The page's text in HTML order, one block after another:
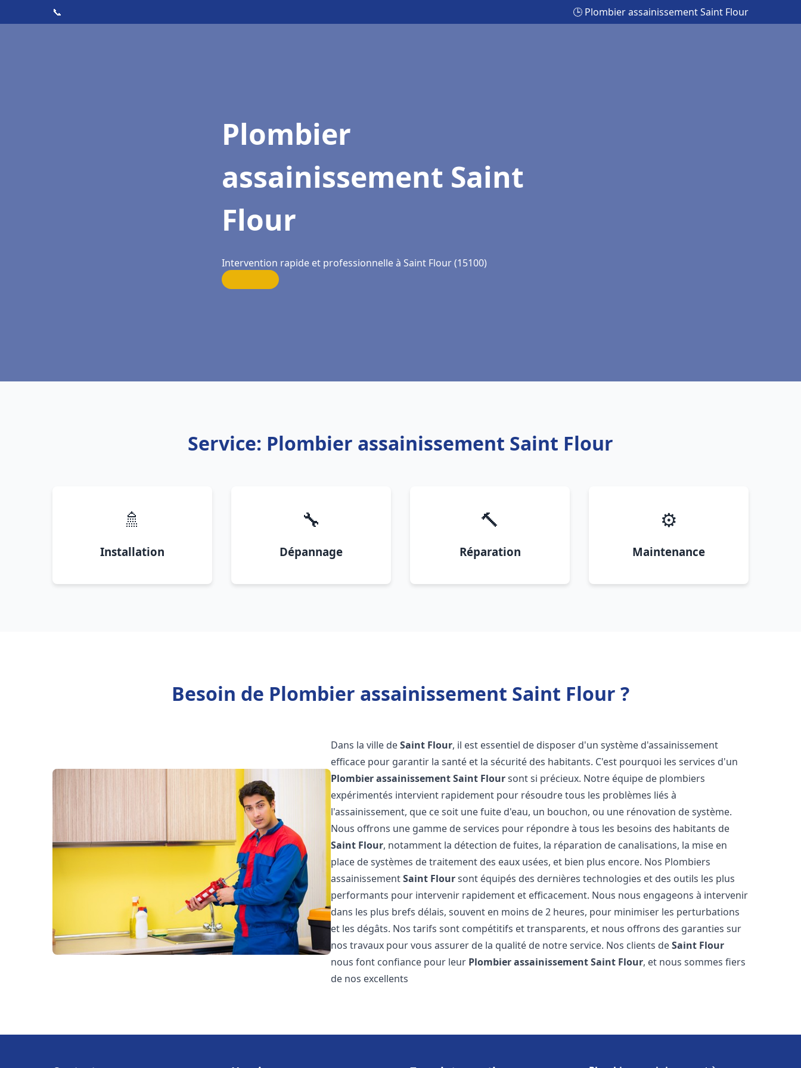
📞 🕒 Plombier assainissement Saint Flour
Plombier
assainissement Saint
Flour
Intervention rapide et professionnelle à Saint Flour (15100)
Service: Plombier assainissement Saint Flour
🚿
Installation
🔧
Dépannage
🔨
Réparation
⚙️
Maintenance
Besoin de Plombier assainissement Saint Flour ?
Dans la ville deSaint Flour, il est essentiel de disposer d'un système d'assainissement
efficace pour garantir la santé et la sécurité des habitants. C'est pourquoi les services d'un
Plombier assainissementSaint Floursont si précieux. Notre équipe de plombiers
expérimentés intervient rapidement pour résoudre tous les problèmes liés à
l'assainissement, que ce soit une fuite d'eau, un bouchon, ou une rénovation de système.
Nous offrons une gamme de services pour répondre à tous les besoins des habitants de
Saint Flour, notamment la détection de fuites, la réparation de canalisations, la mise en
place de systèmes de traitement des eaux usées, et bien plus encore. Nos Plombiers
assainissementSaint Floursont équipés des dernières technologies et des outils les plus
performants pour intervenir rapidement et efficacement. Nous nous engageons à intervenir
dans les plus brefs délais, souvent en moins de 2 heures, pour minimiser les perturbations
et les dégâts. Nos tarifs sont compétitifs et transparents, et nous offrons des garanties sur
nos travaux pour vous assurer de la qualité de notre service. Nos clients deSaint Flour
nous font confiance pour leur Plombier assainissementSaint Flour, et nous sommes fiers
de nos excellents